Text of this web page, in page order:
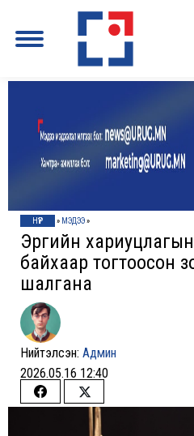
НҮҮР » МЭДЭЭ»
Эрүүгийн
байхаар тогтоосон
шалгана
Нийтэлсэн: Админ
2026.05.16 12:40
Share
Share
on